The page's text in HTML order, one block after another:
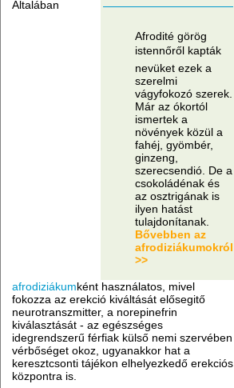
Afrodité görög
istennőről kapták
nevüket ezek a
szerelmi
vágyfokozó szerek.
Már az ókortól
ismertek a
növények közül a
fahéj, gyömbér,
ginzeng,
szerecsendió. De a
csokoládénak és
az osztrigának is
ilyen hatást
tulajdonítanak.
Bővebben az
afrodiziákumokról
>>
Általában
afrodiziákumként használatos, mivel
fokozza az erekció kiváltását elősegitő
neurotranszmitter, a norepinefrin
kiválasztását - az egészséges
idegrendszerű férfiak külső nemi szervében
vérbőséget okoz, ugyanakkor hat a
keresztcsonti tájékon elhelyezkedő erekciós
központra is.